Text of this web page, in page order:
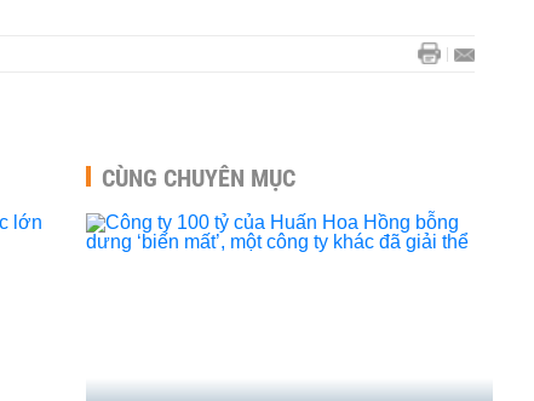
CÙNG CHUYÊN MỤC